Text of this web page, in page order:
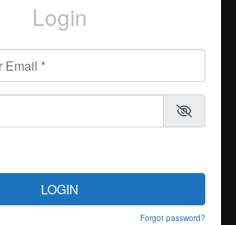
Login
LOGIN
Forgot password?